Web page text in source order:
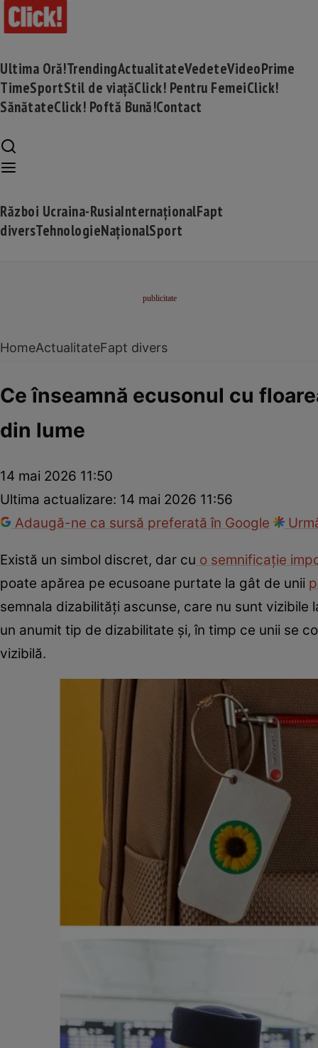
Ultima Oră!TrendingActualitateVedeteVideoPrime
TimeSportStil de viațăClick! Pentru FemeiClick!
SănătateClick! Poftă Bună!Contact
Război Ucraina-RusiaInternaționalFapt
diversTehnologieNaționalSport
HomeActualitateFapt divers
Ce înseamnă ecusonul cu
din lume
14 mai 2026 11:50
Ultima actualizare: 14 mai 2026 11:56
Adaugă-ne ca sursă preferată în Google
Există un simbol discret, dar cu o semnificație
poate apărea pe ecusoane purtate la gât de unii
semnala dizabilități ascunse, care nu sunt
un anumit tip de dizabilitate și, în timp ce unii se
vizibilă.